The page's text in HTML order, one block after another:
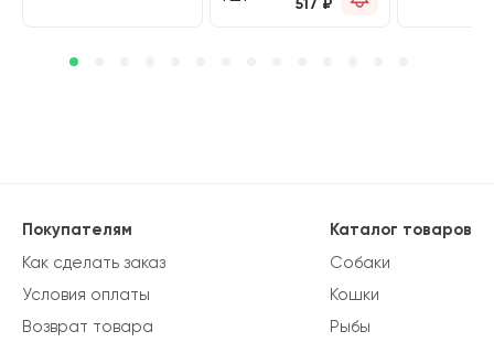
Каталог товаров
Собаки
Кошки
Рыбы
Покупателям
Как сделать заказ
Условия оплаты
Возврат товара